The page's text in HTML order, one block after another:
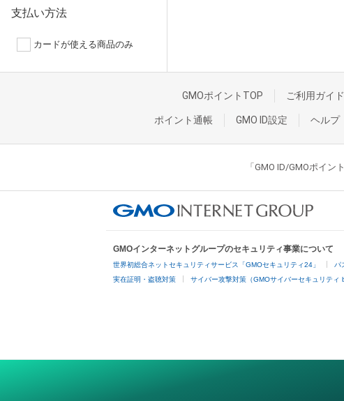
支払い方法
カードが使える商品のみ
GMOポイントTOP ご利用ガイド
ポイント通帳 GMO ID設定 ヘルプ
「GMO ID/GMOポイ
GMOインターネットグループのセキュリティ事業について
世界初総合ネットセキュリティサービス「GMOセキュリティ24」 パ
実在証明・盗聴対策 サイバー攻撃対策（GMOサイバーセキュリティ